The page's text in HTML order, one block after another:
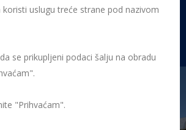
- 16:00
51000 Rijeka
RIJEKA – tehničko servisni centar
uslugu treće strane pod nazivom
se prikupljeni podaci šalju na obradu
"Prihvaćam".